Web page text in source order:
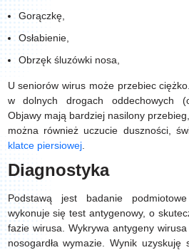
Gorączkę,
Osłabienie,
Obrzęk śluzówki nosa,
U seniorów wirus może przebiec
w dolnych drogach oddechowych
Objawy mają bardziej nasilony
można również uczucie duszności,
klatce piersiowej.
Diagnostyka
Podstawą jest badanie
wykonuje się test antygenowy, o
fazie wirusa. Wykrywa antygeny
nosogardła wymazie. Wynik